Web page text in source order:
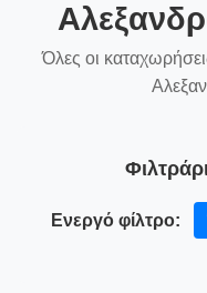
Όλες οι
Ενεργό φίλτρο: